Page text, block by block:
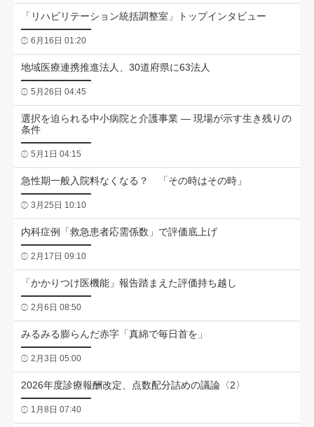
「リハビリテーション統括調整室」トップインタビュー
6月16日 01:20
地域医療連携推進法人、30道府県に63法人
5月26日 04:45
選択を迫られる中小病院と介護事業 ― 現場が示す生き残りの
条件
5月1日 04:15
急性期一般入院料なくなる？ 「その時はその時」
3月25日 10:10
内科症例「救急患者応需係数」で評価底上げ
2月17日 09:10
「かかりつけ医機能」報告踏まえた評価持ち越し
2月6日 08:50
みるみる膨らんだ赤字「真綿で毎日首を」
2月3日 05:00
2026年度診療報酬改定、点数配分詰めの議論〈2〉
1月8日 07:40